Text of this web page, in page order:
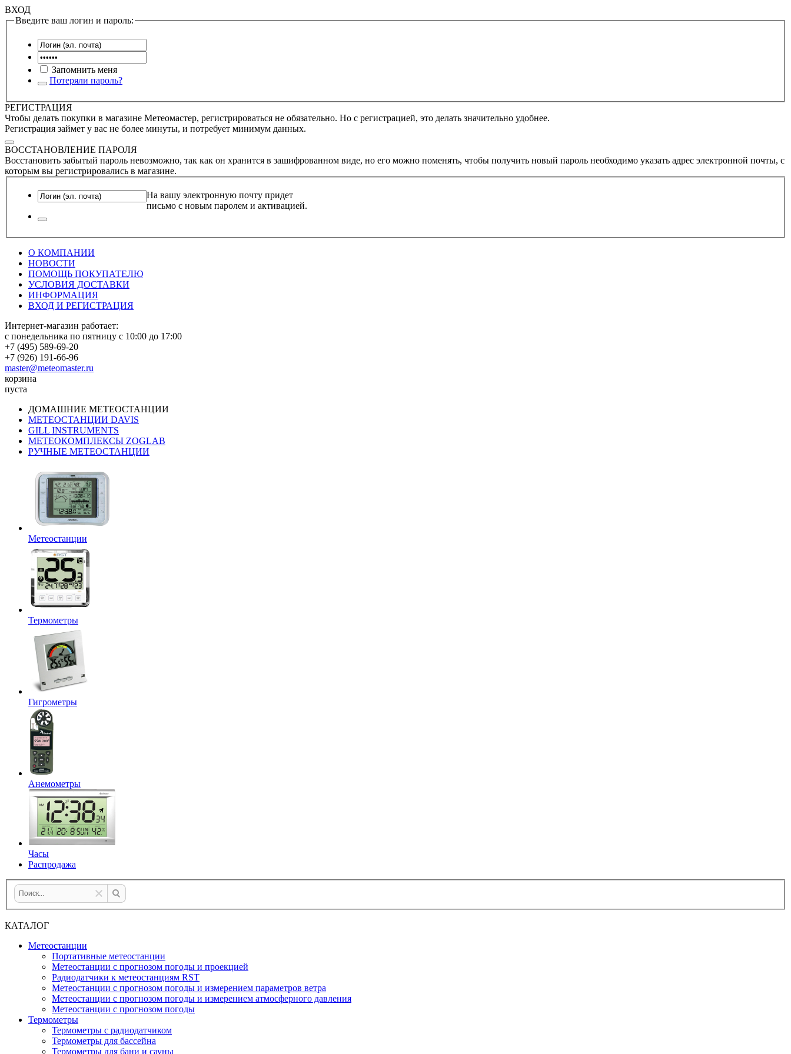
ВХОД
Введите ваш логин и пароль:
Запомнить меня
Потеряли пароль?
РЕГИСТРАЦИЯ
Чтобы делать покупки в магазине Метеомастер, регистрироваться не обязательно. Но с регистрацией, это делать значительно удобнее.
Регистрация займет у вас не более минуты, и потребует минимум данных.
ВОССТАНОВЛЕНИЕ ПАРОЛЯ
Восстановить забытый пароль невозможно, так как он хранится в зашифрованном виде, но его можно поменять, чтобы получить новый пароль необходимо указать адрес электронной почты, с
которым вы регистрировались в магазине.
На вашу электронную почту придет
письмо с новым паролем и активацией.
О КОМПАНИИ
НОВОСТИ
ПОМОЩЬ ПОКУПАТЕЛЮ
УСЛОВИЯ ДОСТАВКИ
ИНФОРМАЦИЯ
ВХОД И РЕГИСТРАЦИЯ
Интернет-магазин работает:
с понедельника по пятницу с 10:00 до 17:00
+7 (495) 589-69-20
+7 (926) 191-66-96
master@meteomaster.ru
корзина
пуста
ДОМАШНИЕ МЕТЕОСТАНЦИИ
МЕТЕОСТАНЦИИ DAVIS
GILL INSTRUMENTS
МЕТЕОКОМПЛЕКСЫ ZOGLAB
РУЧНЫЕ МЕТЕОСТАНЦИИ
Метеостанции
Термометры
Гигрометры
Анемометры
Часы
Распродажа
КАТАЛОГ
Метеостанции
Портативные метеостанции
Метеостанции с прогнозом погоды и проекцией
Радиодатчики к метеостанциям RST
Метеостанции с прогнозом погоды и измерением параметров ветра
Метеостанции с прогнозом погоды и измерением атмосферного давления
Метеостанции с прогнозом погоды
Термометры
Термометры с радиодатчиком
Термометры для бассейна
Термометры для бани и сауны